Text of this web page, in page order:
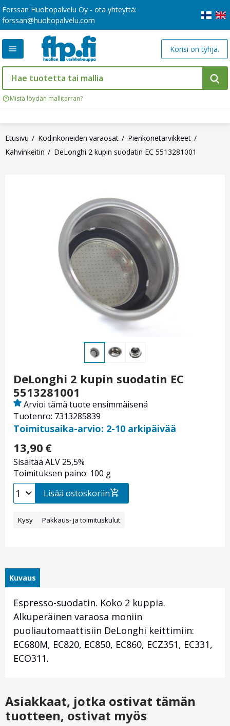
Forssan Huoltopalvelu Oy - ota yhteyttä:
forssan@huoltopalvelu.com
Mistä löydän mallitarran?
Korisi on tyhjä.
Etusivu Kodinkoneiden varaosat
Pienkonetarvikkeet
Kahvinkeitin
DeLonghi 2 kupin suodatin EC 5513281001
DeLonghi 2 kupin suodatin EC
5513281001
Tuotenro: 7313285839
Arvioi tämä tuote ensimmäisenä
Toimitusaika-arvio: 2-10 arkipäivää
13,90 €
Sisältää ALV 25,5%
Toimituksen paino: 100 g
Lisää ostoskoriin
Kysy Pakkaus- ja toimituskulut
Kuvaus
Espresso-suodatin. Koko 2 kuppia.
Alkuperäinen varaosa moniin
puoliautomaattisiin DeLonghi keittimiin:
EC680M, EC820, EC850, EC860, ECZ351, EC331,
ECO311.
Asiakkaat, jotka ostivat tämän
tuotteen, ostivat myös